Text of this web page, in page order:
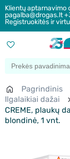
Klientų aptarnavimo
pagalba@drogas.lt
Registruokitės ir
Pagrindinis
Ilgalaikiai dažai
CREME, plaukų
blondinė, 1 vnt.